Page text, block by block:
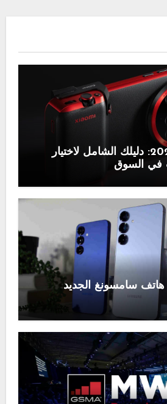
أفضل هواتف 2025: دليلك الشامل لاختيار
في السوق
سامسونغ الجديد